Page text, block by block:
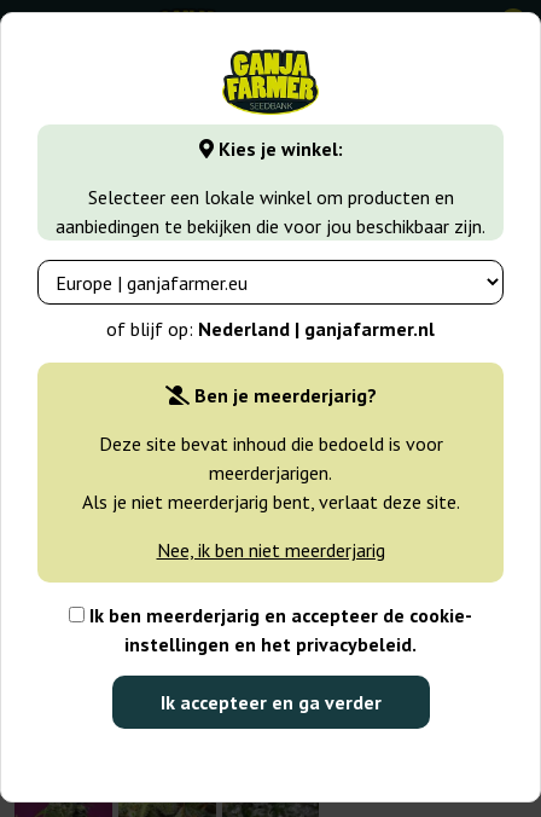
Kies je winkel:
Selecteer een lokale winkel om producten en
aanbiedingen te bekijken die voor jou beschikbaar zijn.
of blijf op: Nederland | ganjafarmer.nl
Ben je meerderjarig?
Deze site bevat inhoud die bedoeld is voor
meerderjarigen.
Als je niet meerderjarig bent, verlaat deze site.
Nee, ik ben niet meerderjarig
Ik ben meerderjarig en accepteer de cookie-
instellingen en het privacybeleid.
Ik accepteer en ga verder
0
GanjaFarmer.nl Wiet soorten Gorilla Glue Gorilla Girl
-25%
+gratisie